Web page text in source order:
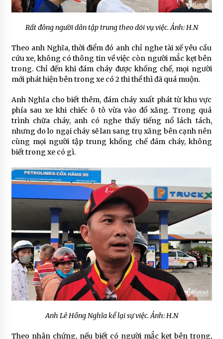
Rất đông người dân tập trung theo dõi vụ việc. Ảnh: H.N
Theo anh Nghĩa, thời điểm đó anh chỉ nghe tài xế yêu cầu
cứu xe, không có thông tin về việc còn người mắc kẹt bên
trong. Chỉ đến khi đám cháy được khống chế, mọi người
mới phát hiện bên trong xe có 2 thi thể thì đã quá muộn.
Anh Nghĩa cho biết thêm, đám cháy xuất phát từ khu vực
phía sau xe khi chiếc ô tô vừa vào đổ xăng. Trong quá
trình chữa cháy, anh có nghe thấy tiếng nổ lách tách,
nhưng do lo ngại cháy sẽ lan sang trụ xăng bên cạnh nên
cùng mọi người tập trung khống chế đám cháy, không
biết trong xe có gì.
Anh Lê Hồng Nghĩa kể lại sự việc. Ảnh: H.N
Theo nhân chứng, nếu biết có người mắc kẹt bên trong,